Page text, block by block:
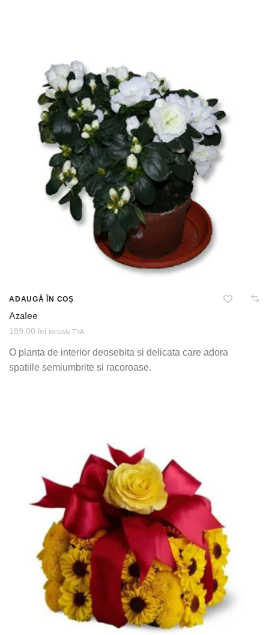
ADAUGĂ ÎN COȘ
Azalee
189,00 lei inclusiv TVA
O planta de interior deosebita si delicata care adora
spatiile semiumbrite si racoroase.